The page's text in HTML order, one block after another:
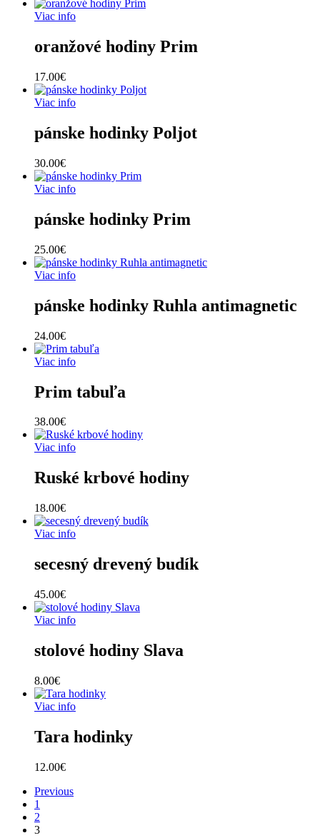
Viac info
oranžové hodiny Prim
17.00€
Viac info
pánske hodinky Poljot
30.00€
Viac info
pánske hodinky Prim
25.00€
Viac info
pánske hodinky Ruhla antimagnetic
24.00€
Viac info
Prim tabuľa
38.00€
Viac info
Ruské krbové hodiny
18.00€
Viac info
secesný drevený budík
45.00€
Viac info
stolové hodiny Slava
8.00€
Viac info
Tara hodinky
12.00€
Previous
1
2
3